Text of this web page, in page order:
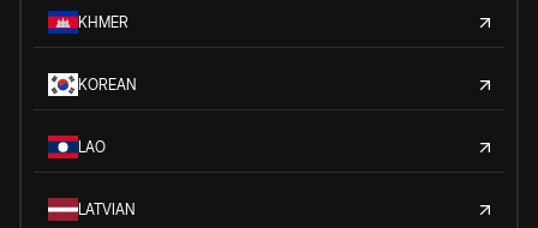
KHMER
KOREAN
LAO
LATVIAN